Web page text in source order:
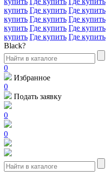
купить Где купить Где купить
купить Где купить Где купить
купить Где купить Где купить
купить Где купить Где купить
Black?
0
Избранное
0
Подать заявку
0
0